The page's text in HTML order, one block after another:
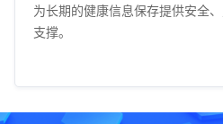
为长期的健康信息保存提供安全
支撑。